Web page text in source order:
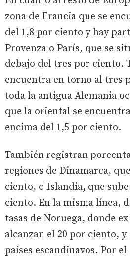
zona de Francia que se
del 1,8 por ciento y hay
Provenza o París, que se
debajo del tres por ciento.
encuentra en torno al tres
toda la antigua Alemania
que la oriental se
encima del 1,5 por ciento.
También registran
regiones de Dinamarca,
ciento, o Islandia, que
ciento. En la misma línea,
tasas de Noruega, donde
alcanzan el 20 por ciento, y
países escandinavos. Por